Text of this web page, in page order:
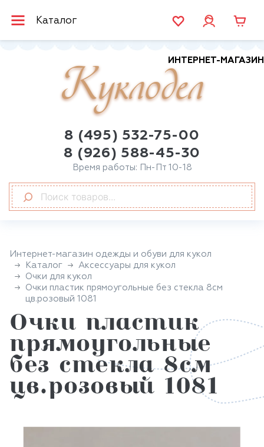
Каталог
ИНТЕРНЕТ-МАГАЗИН
Куклодел
8 (495) 532-75-00
8 (926) 588-45-30
Время работы: Пн-Пт 10-18
Интернет-магазин одежды и обуви для кукол
Каталог
Аксессуары для кукол
Очки для кукол
Очки пластик прямоугольные без стекла 8см
цв.розовый 1081
Очки пластик
прямоугольные
без стекла 8см
цв.розовый 1081